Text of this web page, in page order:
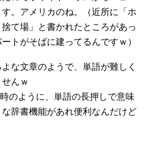
。アメリカのね。（近所に「ホ
て場」と書かれたところがあっ
トがそばに建ってるんですｗ）
な文章のようで、単語が難しく
んｗ
のように、単語の長押しで意味
辞書機能があれ便利なんだけど